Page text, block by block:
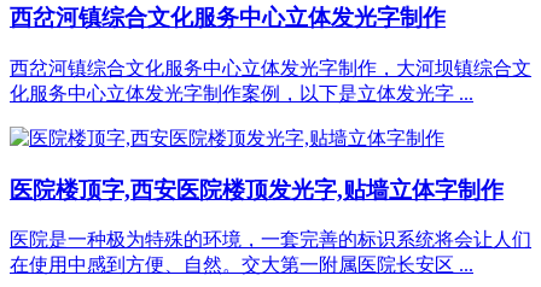
西岔河镇综合文化服务中心立体发光字制作
西岔河镇综合文化服务中心立体发光字制作，大河坝镇综合文
化服务中心立体发光字制作案例，以下是立体发光字 ...
医院楼顶字,西安医院楼顶发光字,贴墙立体字制作
医院是一种极为特殊的环境，一套完善的标识系统将会让人们
在使用中感到方便、自然。交大第一附属医院长安区 ...